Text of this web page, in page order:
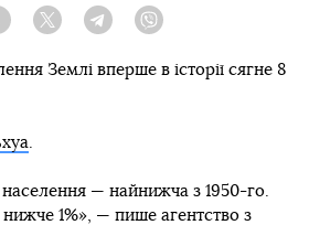
Twitter TelegramViber
Землі вперше в історії сягне 8
.
— найнижча з 1950-го.
1%», — пише агентство з